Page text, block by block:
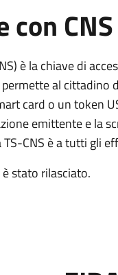
CNS
è la chiave di
al cittadino
card o un token
emittente e la
TS-CNS è a tutti gli
stato rilasciato.